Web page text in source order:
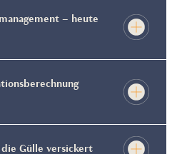
– heute
Gülle versickert